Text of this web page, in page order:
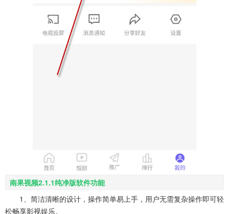
南果视频2.1.1纯净版软件功能
1、简洁清晰的设计，操作简单易上手，用户无需复杂操作即可轻
松畅享影视娱乐。